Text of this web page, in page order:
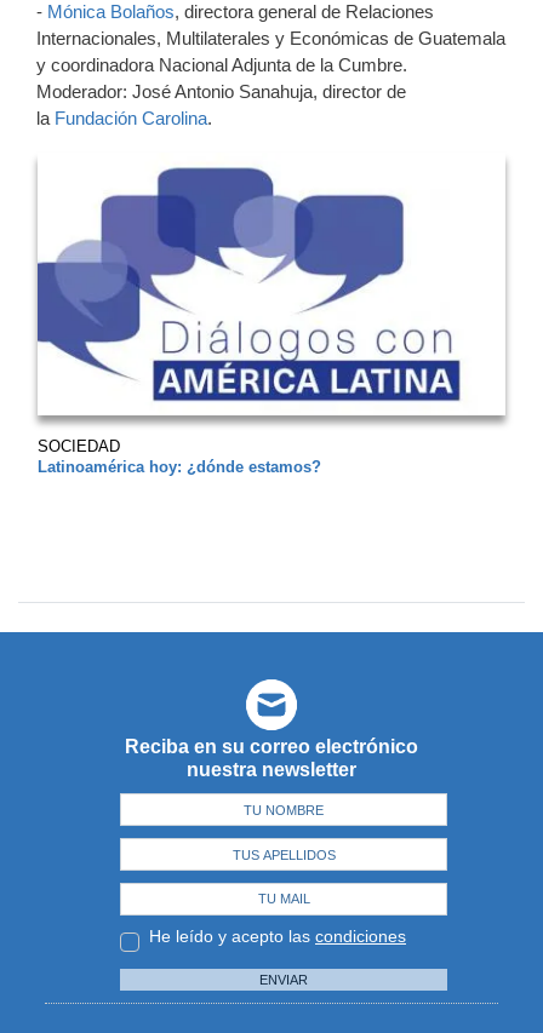
- Mónica Bolaños, directora general de Relaciones
Internacionales, Multilaterales y Económicas de Guatemala
y coordinadora Nacional Adjunta de la Cumbre.
Moderador: José Antonio Sanahuja, director de
la Fundación Carolina.
SOCIEDAD
Latinoamérica hoy: ¿dónde estamos?
Reciba en su correo electrónico
nuestra newsletter
He leído y acepto las condiciones
ENVIAR